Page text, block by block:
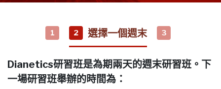
1 2 選擇一個週末 3
Dianetics研習班是為期兩天的週末研習班。下
一場研習班舉辦的時間為：